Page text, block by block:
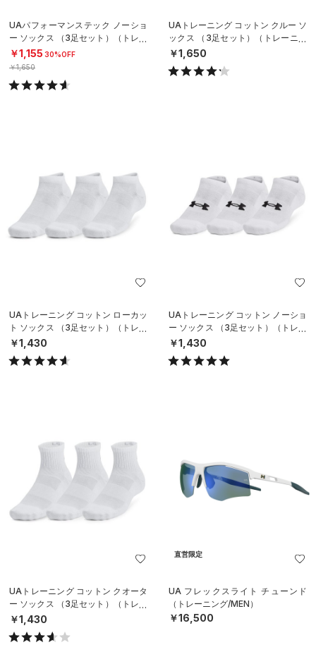
UAパフォーマンステック ノーショ
ー ソックス （3足セット）（トレー
ニング/UNISEX）
￥1,155 30%OFF
￥1,650
UAトレーニング コットン クルー ソ
ックス （3足セット）（トレーニン
グ/UNISEX）
￥1,650
UAトレーニング コットン ローカッ
ト ソックス （3足セット）（トレー
ニング/UNISEX）
￥1,430
UAトレーニング コットン ノーショ
ー ソックス （3足セット）（トレー
ニング/UNISEX）
￥1,430
UAトレーニング コットン クオータ
ー ソックス （3足セット）（トレー
ニング/UNISEX）
￥1,430
直営限定
UA フレックスライト チューンド
（トレーニング/MEN）
￥16,500